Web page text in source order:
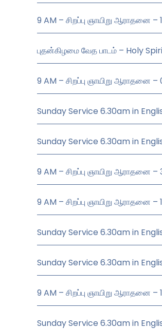
9 AM – சிறப்பு ஞாயிறு ஆராதனை
புதன்கிழமை வேத பாடம் – Holy
9 AM – சிறப்பு ஞாயிறு ஆராதனை
Sunday Service 6.30am in
Sunday Service 6.30am in
9 AM – சிறப்பு ஞாயிறு ஆராதனை
9 AM – சிறப்பு ஞாயிறு ஆராதனை –
Sunday Service 6.30am in
Sunday Service 6.30am in
9 AM – சிறப்பு ஞாயிறு ஆராதனை –
Sunday Service 6.30am in